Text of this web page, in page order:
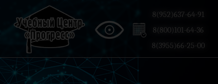
8(952)637-64-91
8(800)101-64-36
8(3955)66-25-00